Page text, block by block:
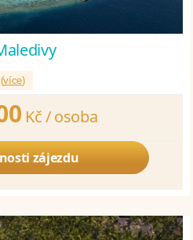
více)
Kč /osoba
zájezdu